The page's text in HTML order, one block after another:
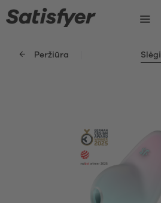
Peržiūra